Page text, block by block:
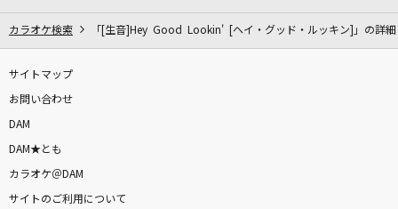
カラオケ検索 「[生音]Hey Good Lookin' [ヘイ・グッド・ルッキン]」の詳細
サイトマップ
お問い合わせ
DAM
DAM★とも
カラオケ＠DAM
サイトのご利用について